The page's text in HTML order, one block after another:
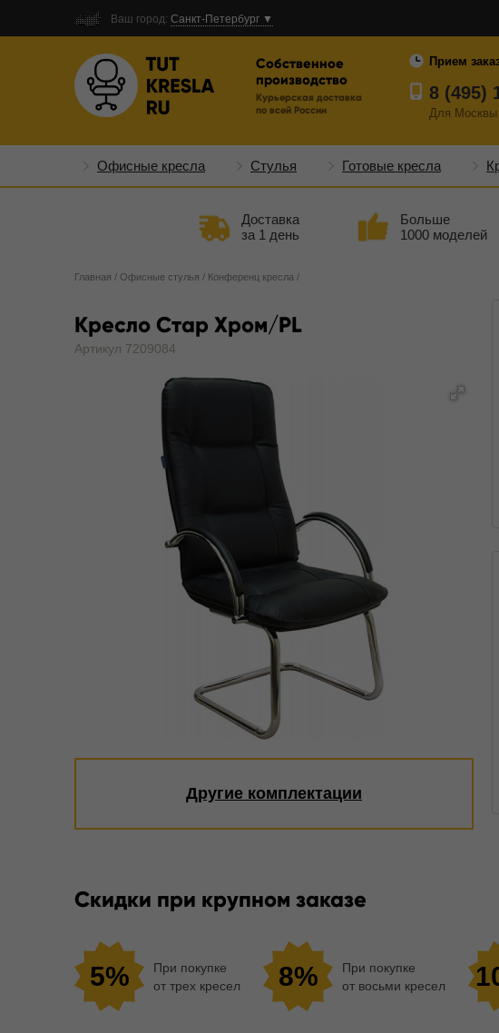
Ваш город: Санкт-Петербург ▼
Собственное
производство
Курьерская доставка
по всей России
Прием
8 (495)
Для Москвы
Офисные кресла Стулья Готовые кресла
Доставка
за 1 день
Больше
1000 моделей
Главная / Офисные стулья / Конференц кресла /
Кресло Стар Хром/PL
Артикул 7209084
Другие комплектации
Скидки при крупном заказе
5%
При покупке
от трех кресел
8%
При покупке
от восьми кресел